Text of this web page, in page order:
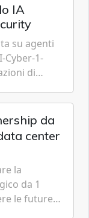
IA
su agenti
Cyber-1-
di
da
center
la
da 1
le future